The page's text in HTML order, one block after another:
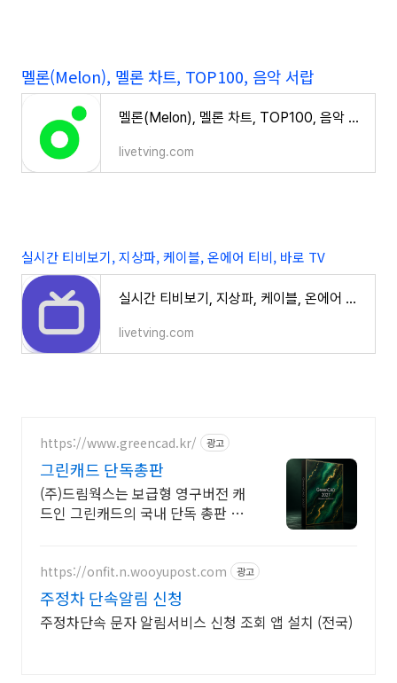
멜론(Melon), 멜론 차트, TOP100, 음악 서랍
멜론(Melon), 멜론 차트, TOP100, 음악 서랍
livetving.com
실시간 티비보기, 지상파, 케이블, 온에어 티비, 바로 TV
실시간 티비보기, 지상파, 케이블, 온에어 티비, 바로 TV
livetving.com
https://www.greencad.kr/ 광고
그린캐드 단독총판
(주)드림웍스는 보급형 영구버전 캐
드인 그린캐드의 국내 단독 총판 입
https://onfit.n.wooyupost.com 광고
주정차 단속알림 신청
주정차단속 문자 알림서비스 신청 조회 앱 설치 (전국)